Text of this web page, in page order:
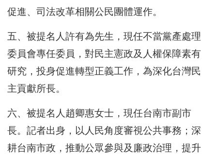
促進、司法改革相關公民團體運作。
五、被提名人許有為先生，現任不當黨產處理
委員會專任委員，對民主憲政及人權保障素有
研究，投身促進轉型正義工作，為深化台灣民
主貢獻所長。
六、被提名人趙卿惠女士，現任台南市副市
長。記者出身，以人民角度審視公共事務；深
耕台南市政，推動公眾參與及廉政治理，提升